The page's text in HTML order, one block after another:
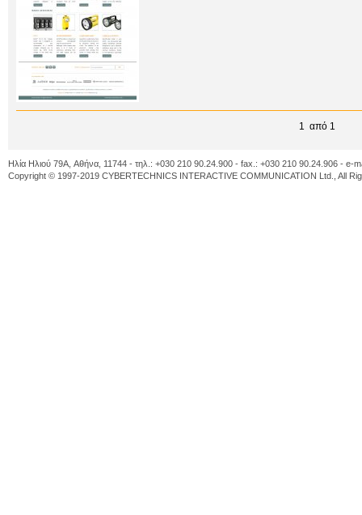
1 από 1
Ηλία Ηλιού 79A, Αθήνα, 11744 - τηλ.: +030 210 90.24.900 - fax.: +030 210 90.24.906 - e-
Copyright © 1997-2019 CYBERTECHNICS INTERACTIVE COMMUNICATION Ltd., All